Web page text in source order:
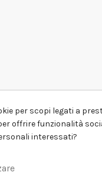
per scopi legati a
offrire funzionalità
interessati?